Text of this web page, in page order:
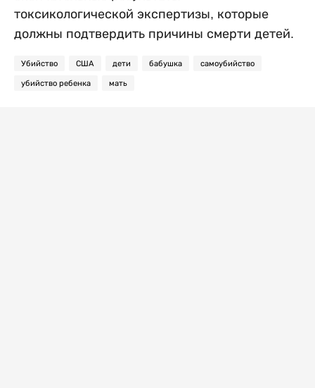
токсикологической экспертизы, которые
должны подтвердить причины смерти детей.
Убийство США дети бабушка самоубийство
убийство ребенка мать